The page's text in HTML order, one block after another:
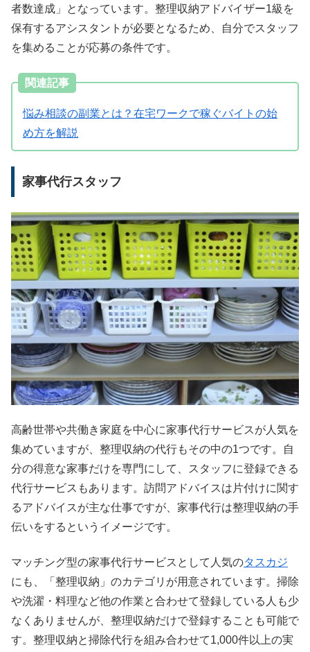
者数達成」となっています。整理収納アドバイザー1級を
保有するアシスタントが必要となるため、自分でスタッフ
を集めることが応募の条件です。
関連記事
悩み相談の副業とは？在宅ワークで稼ぐバイトの始
め方を解説
家事代行スタッフ
高齢世帯や共働き家庭を中心に家事代行サービスが人気を
集めていますが、整理収納の代行もその中の1つです。自
分の得意な家事だけを専門にして、スタッフに登録できる
代行サービスもあります。訪問アドバイスは片付けに関す
るアドバイスが主な仕事ですが、家事代行は整理収納の手
伝いをするというイメージです。
マッチング型の家事代行サービスとして人気のタスカジ
にも、「整理収納」のカテゴリが用意されています。掃除
や洗濯・料理など他の作業と合わせて登録している人も少
なくありませんが、整理収納だけで登録することも可能で
す。整理収納と掃除代行を組み合わせて1,000件以上の実